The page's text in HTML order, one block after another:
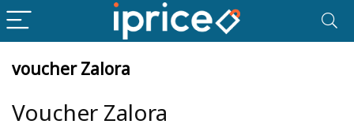
voucher Zalora
Voucher Zalora